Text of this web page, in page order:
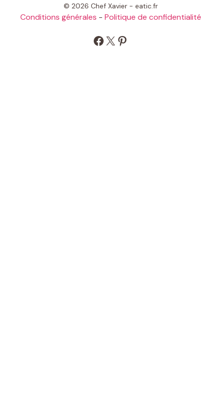
© 2026 Chef Xavier - eatic.fr
Conditions générales - Politique de confidentialité
Facebook
X Pinterest